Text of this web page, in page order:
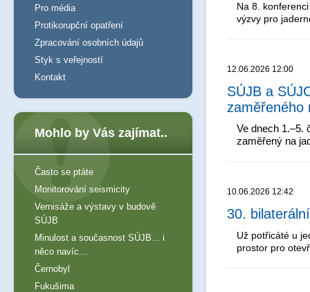
Na 8.
výzvy pro
12.06.2026 12:00
SÚJB a
zaměřeného
Ve dnech 1.–5.
zaměřený na
10.06.2026 12:42
30.
Už potřicáté u
prostor pro
Pro média
Protikorupční opatření
Zpracování osobních údajů
Styk s veřejností
Kontakt
Mohlo by Vás zajímat..
Často se ptáte
Monitorování seismicity
Vernisáže a výstavy v budově
SÚJB
Minulost a současnost SÚJB... i
něco navíc...
Černobyl
Fukušima